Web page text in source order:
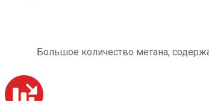
Большое количество метана,